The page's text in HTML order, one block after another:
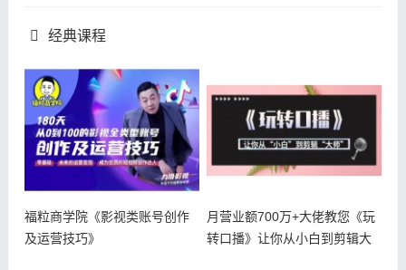
经典课程
福粒商学院《影视类账号创作
及运营技巧》
月营业额700万+大佬教您《玩
转口播》让你从小白到剪辑大